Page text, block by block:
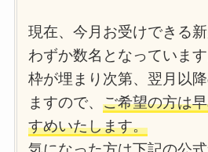
現在、今月お受けできる
わずか数名となっています
枠が埋まり次第、翌月以
ますので、ご希望の方は
すめいたします。